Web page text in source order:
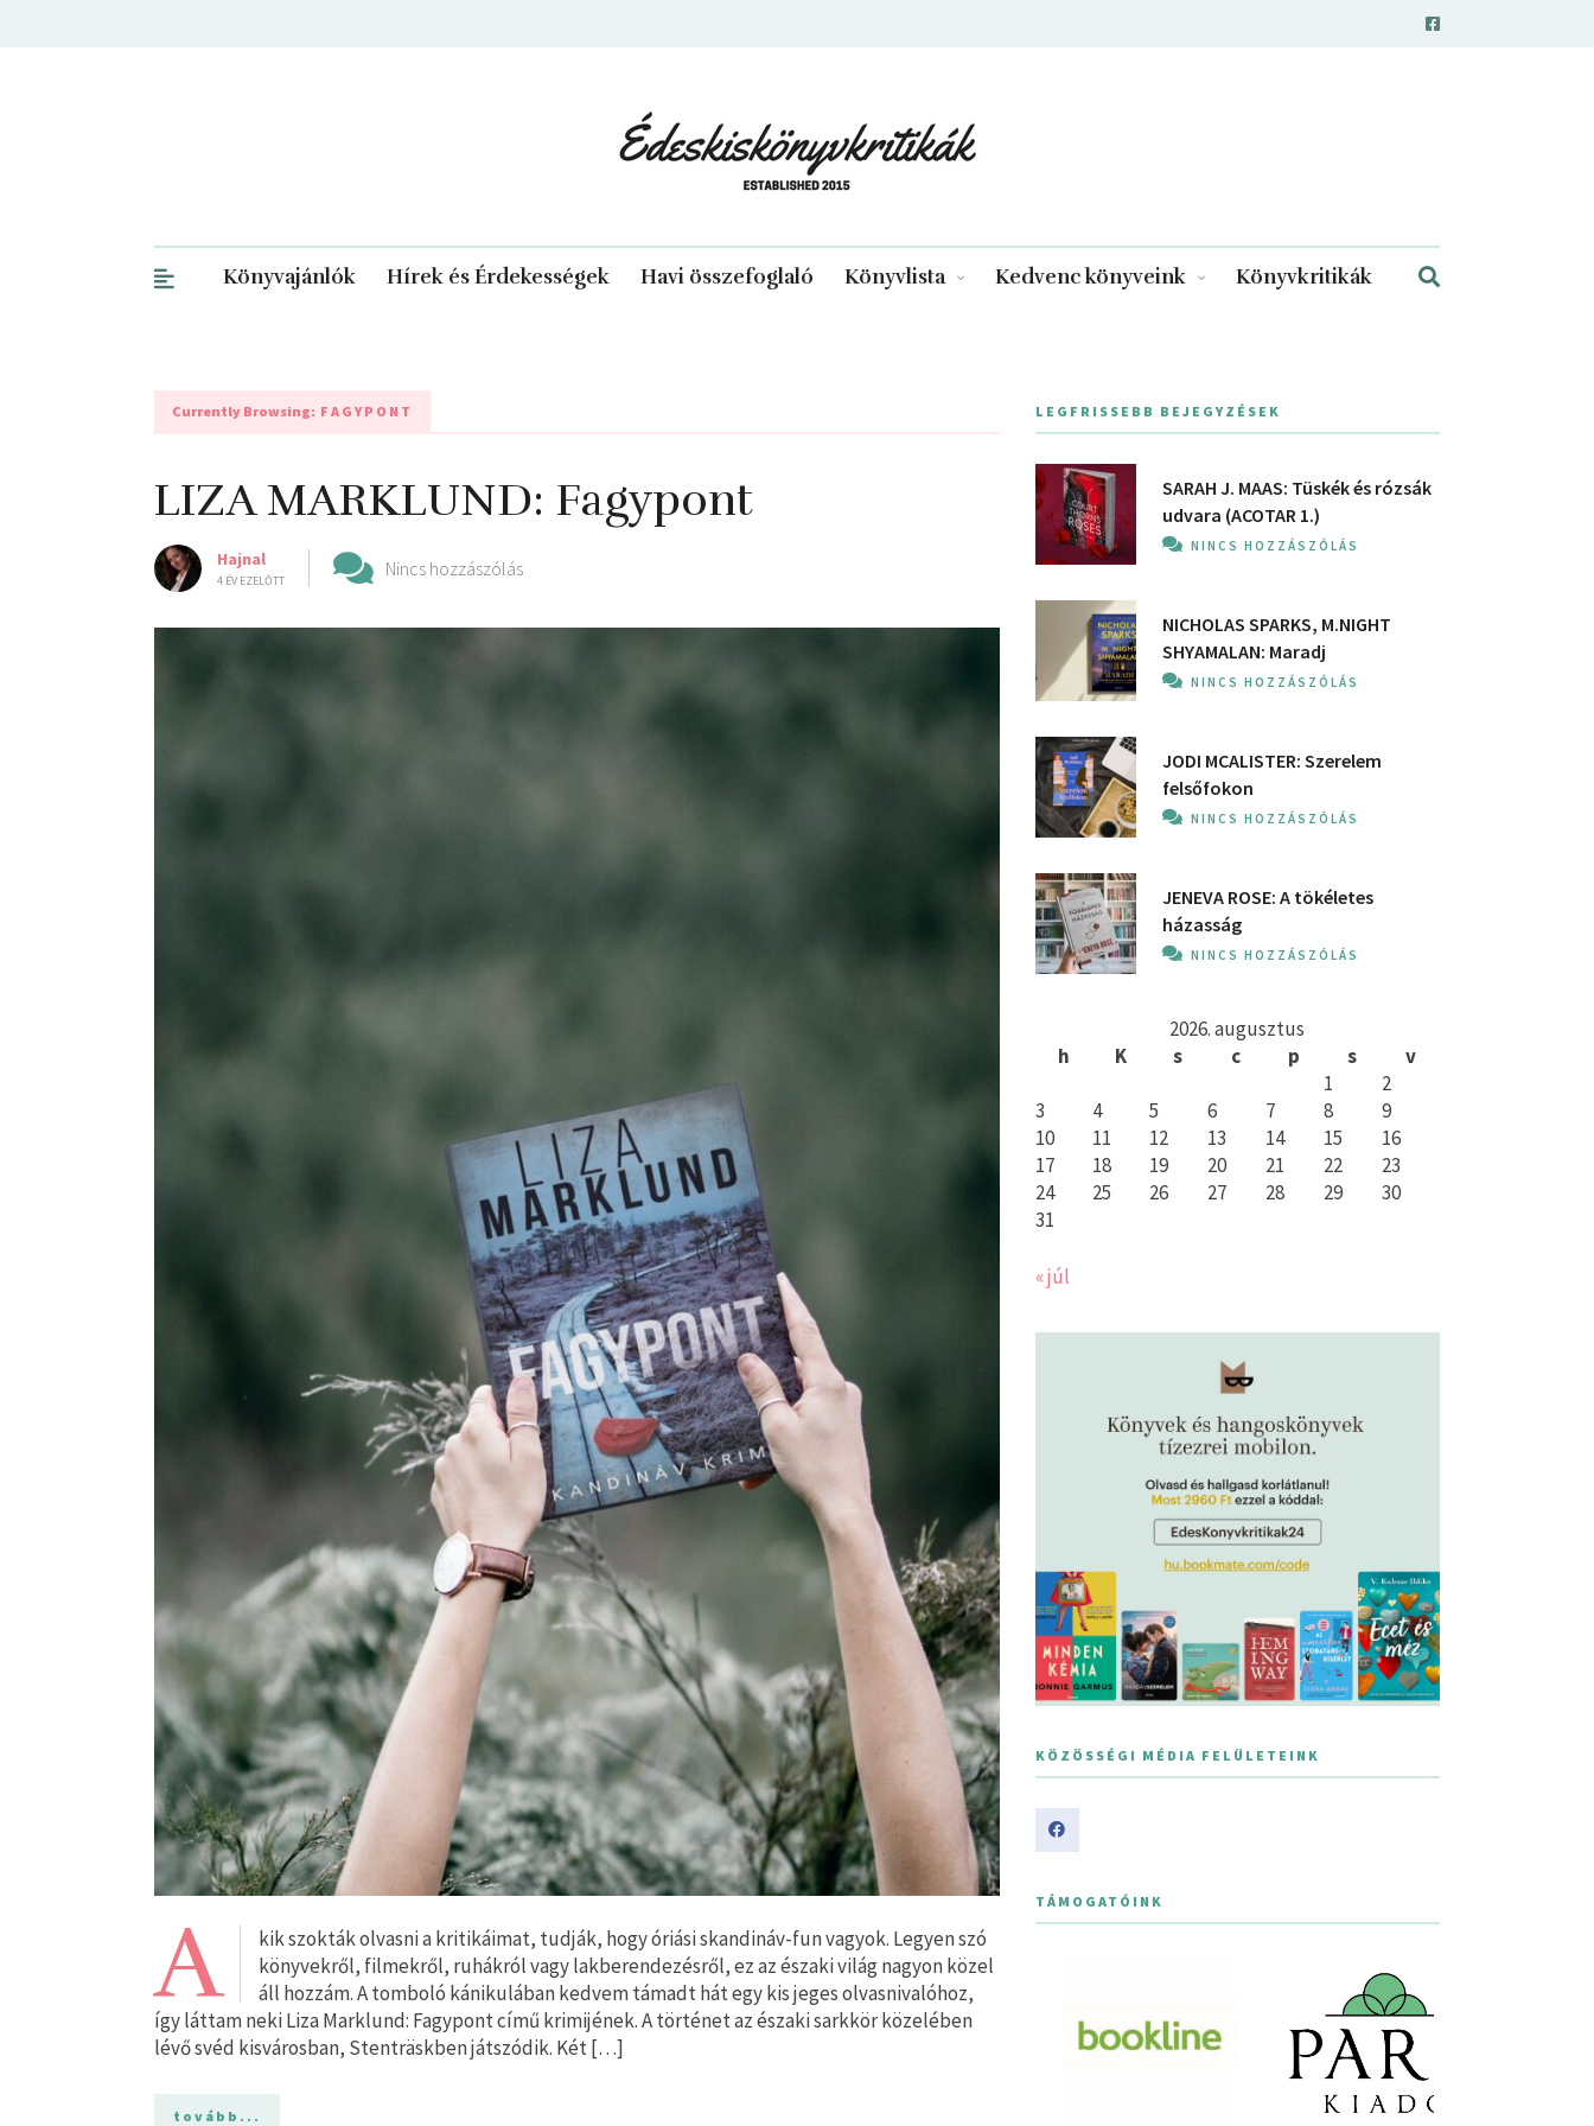
Könyvajánlók Hírek és Érdekességek Havi összefoglaló Könyvlista Kedvenc könyveink Könyvkritikák
Currently Browsing: FAGYPONT
LIZA MARKLUND: Fagypont
Hajnal
4 ÉV EZELŐTT
Nincs hozzászólás
A
kik szokták olvasni a kritikáimat, tudják, hogy óriási skandináv-fun vagyok. Legyen szó
könyvekről, filmekről, ruhákról vagy lakberendezésről, ez az északi világ nagyon közel
áll hozzám. A tomboló kánikulában kedvem támadt hát egy kis jeges olvasnivalóhoz,
így láttam neki Liza Marklund: Fagypont című krimijének. A történet az északi sarkkör közelében
lévő svéd kisvárosban, Stenträskben játszódik. Két […]
tovább...
LEGFRISSEBB BEJEGYZÉSEK
SARAH J. MAAS: Tüskék és rózsák
udvara (ACOTAR 1.)
NINCS HOZZÁSZÓLÁS
NICHOLAS SPARKS, M.NIGHT
SHYAMALAN: Maradj
NINCS HOZZÁSZÓLÁS
JODI MCALISTER: Szerelem
felsőfokon
NINCS HOZZÁSZÓLÁS
JENEVA ROSE: A ​tökéletes
házasság
NINCS HOZZÁSZÓLÁS
2026. augusztus
h
K s c p s
v
1
2
3
4 5 6 7 8
9
10
11 12 13 14 15
16
17
18 19 20 21 22
23
24
25 26 27 28 29
30
31
« júl
KÖZÖSSÉGI MÉDIA FELÜLETEINK
TÁMOGATÓINK